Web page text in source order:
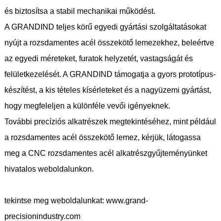
és biztosítsa a stabil mechanikai működést.
A GRANDIND teljes körű egyedi gyártási szolgáltatásokat
nyújt a rozsdamentes acél összekötő lemezekhez, beleértve
az egyedi méreteket, furatok helyzetét, vastagságát és
felületkezelését. A GRANDIND támogatja a gyors prototípus-
készítést, a kis tételes kísérleteket és a nagyüzemi gyártást,
hogy megfeleljen a különféle vevői igényeknek.
További precíziós alkatrészek megtekintéséhez, mint például
a rozsdamentes acél összekötő lemez, kérjük, látogassa
meg a CNC rozsdamentes acél alkatrészgyűjteményünket
hivatalos weboldalunkon.
tekintse meg weboldalunkat: www.grand-
precisionindustry.com